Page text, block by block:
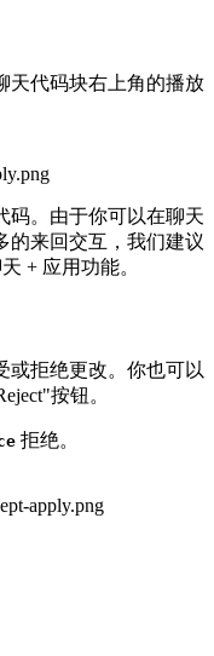
天代码块右上角的播放
码。由于你可以在聊天
的来回交互，我们建议
+ 应用功能。
或拒绝更改。你也可以
按钮。
拒绝。